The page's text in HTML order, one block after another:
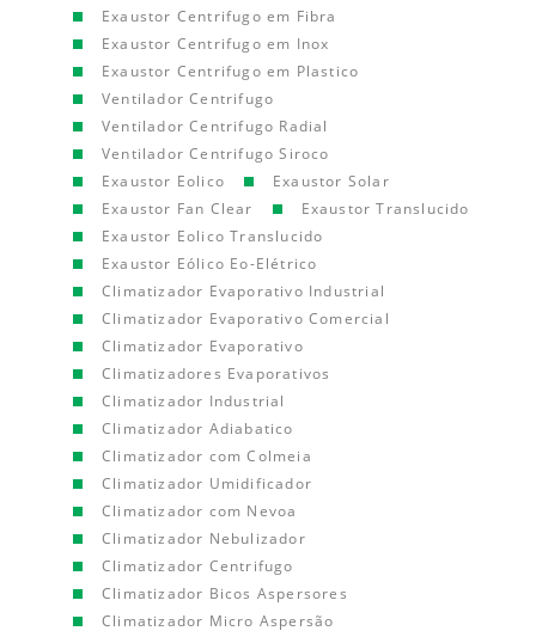
Exaustor Centrifugo em Fibra
Exaustor Centrifugo em Inox
Exaustor Centrifugo em Plastico
Ventilador Centrifugo
Ventilador Centrifugo Radial
Ventilador Centrifugo Siroco
Exaustor Eolico
Exaustor Solar
Exaustor Fan Clear
Exaustor Translucido
Exaustor Eolico Translucido
Exaustor Eólico Eo-Elétrico
Climatizador Evaporativo Industrial
Climatizador Evaporativo Comercial
Climatizador Evaporativo
Climatizadores Evaporativos
Climatizador Industrial
Climatizador Adiabatico
Climatizador com Colmeia
Climatizador Umidificador
Climatizador com Nevoa
Climatizador Nebulizador
Climatizador Centrifugo
Climatizador Bicos Aspersores
Climatizador Micro Aspersão